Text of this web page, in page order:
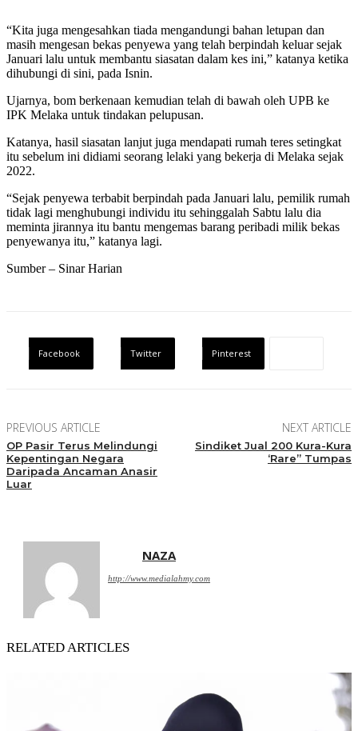
“Kita juga mengesahkan tiada mengandungi bahan letupan dan
masih mengesan bekas penyewa yang telah berpindah keluar sejak
Januari lalu untuk membantu siasatan dalam kes ini,” katanya ketika
dihubungi di sini, pada Isnin.
Ujarnya, bom berkenaan kemudian telah di bawah oleh UPB ke
IPK Melaka untuk tindakan pelupusan.
Katanya, hasil siasatan lanjut juga mendapati rumah teres setingkat
itu sebelum ini didiami seorang lelaki yang bekerja di Melaka sejak
2022.
“Sejak penyewa terbabit berpindah pada Januari lalu, pemilik rumah
tidak lagi menghubungi individu itu sehinggalah Sabtu lalu dia
meminta jirannya itu bantu mengemas barang peribadi milik bekas
penyewanya itu,” katanya lagi.
Sumber – Sinar Harian
Facebook Twitter Pinterest
PREVIOUS ARTICLE
OP Pasir Terus Melindungi
Kepentingan Negara
Daripada Ancaman Anasir
Luar
NEXT ARTICLE
Sindiket Jual 200 Kura-Kura
‘Rare” Tumpas
NAZA
http://www.medialahmy.com
RELATED ARTICLES